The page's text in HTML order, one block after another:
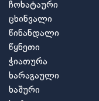
ჩოხატაური
ცხინვალი
წინანდალი
წყნეთი
ჭიათურა
ხარაგაული
ხაშური